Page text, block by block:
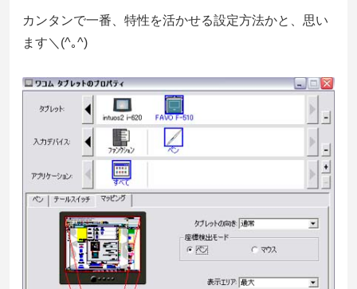
カンタンで一番、特性を活かせる設定方法かと、思い
ます＼(^｡^)